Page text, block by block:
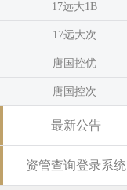
17远大1B
17远大次
唐国控优
唐国控次
最新公告
资管查询登录系统